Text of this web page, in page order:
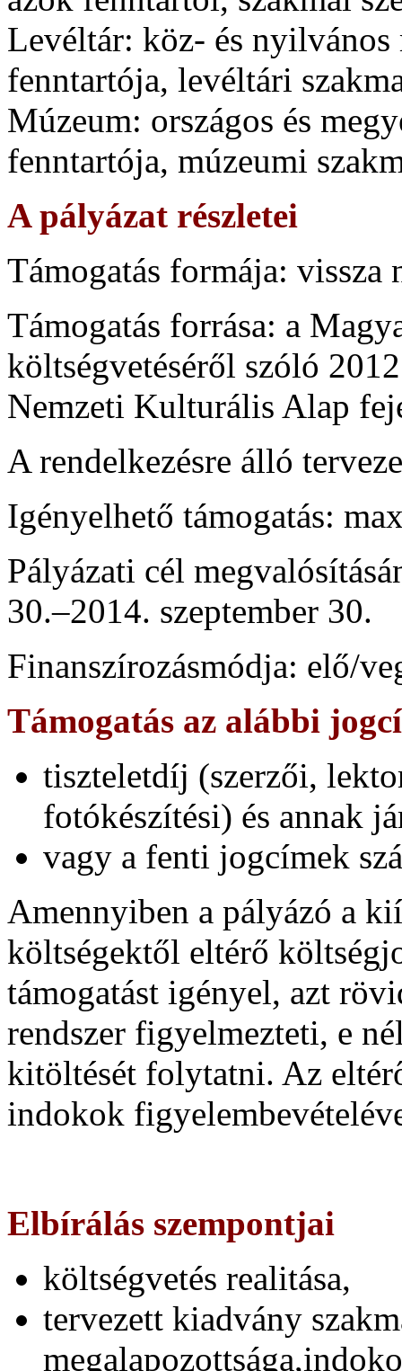
Levéltár: köz- és
fenntartója, levéltári
Múzeum: országos és
fenntartója, múzeumi
A pályázat részletei
Támogatás formája: vissza
Támogatás forrása: a
költségvetéséről szóló
Nemzeti Kulturális Alap
A rendelkezésre álló
Igényelhető támogatás:
Pályázati cél
30.–2014. szeptember 30.
Finanszírozásmódja: elő/
Támogatás az alábbi
tiszteletdíj (szerzői,
fotókészítési) és annak
vagy a fenti jogcímek
Amennyiben a pályázó a
költségektől eltérő
támogatást igényel, azt
rendszer figyelmezteti, e
kitöltését folytatni. Az
indokok
Elbírálás szempontjai
költségvetés realitása,
tervezett kiadvány